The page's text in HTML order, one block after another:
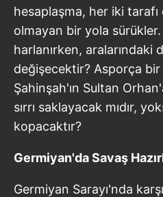
hesaplaşma, her iki
olmayan bir yola sürükler.
harlanırken, aralarındaki
değişecektir? Asporça
Şahinşah'ın Sultan
sırrı saklayacak mıdır,
kopacaktır?
Germiyan'da Savaş
Germiyan Sarayı'nda